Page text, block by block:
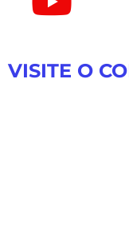
VISITE O